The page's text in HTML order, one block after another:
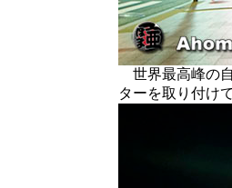
世界最高峰の
ターを取り付け